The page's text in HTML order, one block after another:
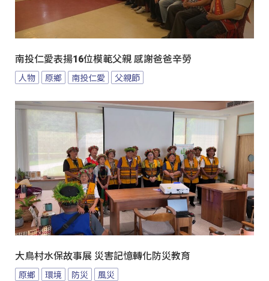
南投仁愛表揚16位模範父親 感謝爸爸辛勞
人物 原鄉 南投仁愛 父親節
大鳥村水保故事展 災害記憶轉化防災教育
原鄉 環境 防災
風災